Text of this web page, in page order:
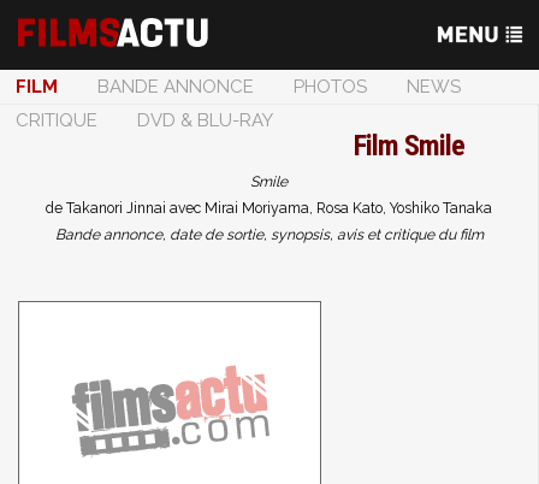
FILM BANDE ANNONCE PHOTOS
NEWS
CRITIQUE
DVD & BLU-RAY
Film Smile
Smile
de Takanori Jinnai avec Mirai Moriyama, Rosa Kato, Yoshiko Tanaka
Bande annonce, date de sortie, synopsis, avis et critique du film